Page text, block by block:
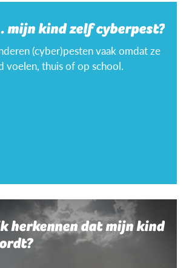
mijn kind zelf cyberpest?
(cyber)pesten vaak omdat ze
voelen, thuis of op school.
herkennen dat mijn kind